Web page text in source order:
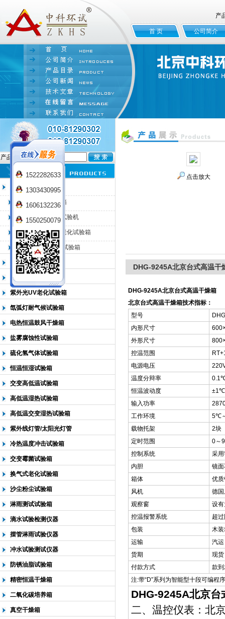
北京中科环试仪器有限公司
产
首 页 公司简介
产品名:
臭氧老化试验箱
QL-100臭氧老化箱
QL-225臭氧老化试验机
QL-500动态臭氧老化试验箱
QL-0*型臭氧老化试验箱
低温恒温试验箱
高低温检测试验箱
紫外光UV老化试验箱
氙弧灯耐气候试验箱
电热恒温鼓风干燥箱
盐雾腐蚀性试验箱
硫化氢气体试验箱
恒温恒湿试验箱
交变高低温试验箱
高低温湿热试验箱
高低温交变湿热试验箱
紫外线灯管/太阳光灯管
冷热温度冲击试验箱
交变霉菌试验箱
换气式老化试验箱
沙尘粉尘试验箱
淋雨测试试验箱
滴水试验检测仪器
摆管淋雨试验仪器
冲水试验测试仪器
防锈油脂试验箱
精密恒温干燥箱
二氧化碳培养箱
真空干燥箱
点击放大
DHG-9245A北京台式高温干
DHG-9245A北京台式高温干燥箱
北京台式高温干燥箱技术指标：
型号
内形尺寸
外形尺寸
控温范围
电源电压
温度分辩率
恒温波动度
±1℃
输入功率
工作环境
5℃
载物托架
2块
定时范围
0～
控制系统
采
内胆
镜
箱体
优
风机
德
观察窗
设
控温报警系统
超
包装
木
运输
汽运
货期
现货
付款方式
款
注:带“D”系列为智能型十段可编程
DHG-9245A北京台
二、温控仪表：北
1522282633
1303430995
1606132236
1550250079